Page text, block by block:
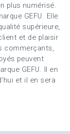
plus numérisé.
GEFU. Elle
supérieure,
et de plaisir
commerçants,
peuvent
GEFU. Il en
et il en sera